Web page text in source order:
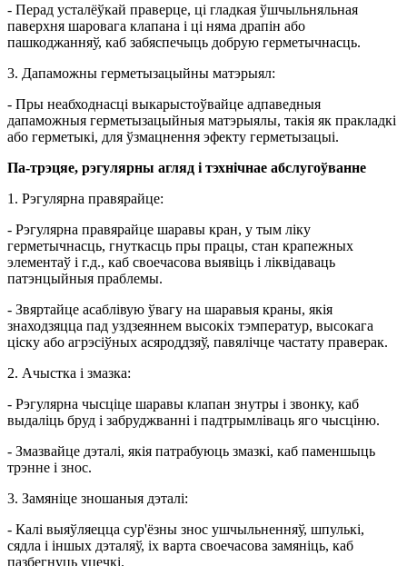
- Перад усталёўкай праверце, ці гладкая ўшчыльняльная
паверхня шаровага клапана і ці няма драпін або
пашкоджанняў, каб забяспечыць добрую герметычнасць.
3. Дапаможны герметызацыйны матэрыял:
- Пры неабходнасці выкарыстоўвайце адпаведныя
дапаможныя герметызацыйныя матэрыялы, такія як пракладкі
або герметыкі, для ўзмацнення эфекту герметызацыі.
Па-трэцяе, рэгулярны агляд і тэхнічнае абслугоўванне
1. Рэгулярна правярайце:
- Рэгулярна правярайце шаравы кран, у тым ліку
герметычнасць, гнуткасць пры працы, стан крапежных
элементаў і г.д., каб своечасова выявіць і ліквідаваць
патэнцыйныя праблемы.
- Звяртайце асаблівую ўвагу на шаравыя краны, якія
знаходзяцца пад уздзеяннем высокіх тэмператур, высокага
ціску або агрэсіўных асяроддзяў, павялічце частату праверак.
2. Ачыстка і змазка:
- Рэгулярна чысціце шаравы клапан знутры і звонку, каб
выдаліць бруд і забруджванні і падтрымліваць яго чысціню.
- Змазвайце дэталі, якія патрабуюць змазкі, каб паменшыць
трэнне і знос.
3. Замяніце зношаныя дэталі:
- Калі выяўляецца сур'ёзны знос ушчыльненняў, шпулькі,
сядла і іншых дэталяў, іх варта своечасова замяніць, каб
пазбегнуць уцечкі.